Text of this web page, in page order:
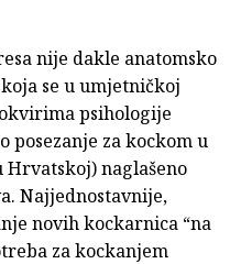
nije dakle anatomsko
se u umjetničkoj
psihologije
posezanje za kockom u
naglašeno
Najjednostavnije,
novih kockarnica “na
za kockanjem